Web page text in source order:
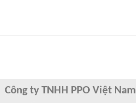
Công ty TNHH PPO Việt Nam